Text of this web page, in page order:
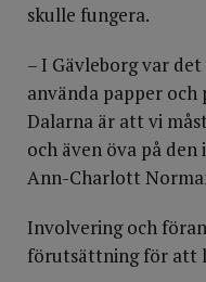
skulle fungera.
– I Gävleborg var
använda papper
Dalarna är att vi
och även öva på
Ann-Charlott
Involvering och
förutsättning för att